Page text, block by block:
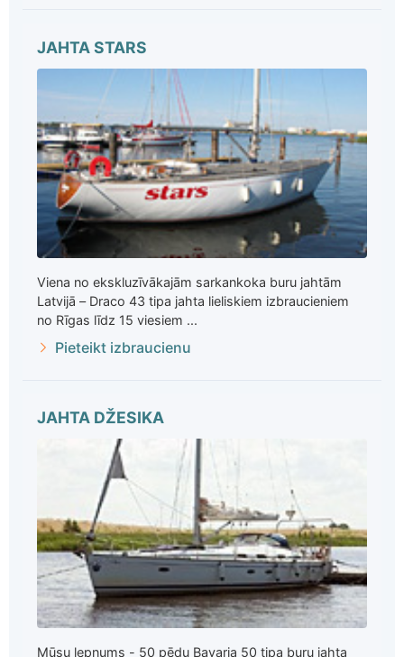
JAHTA STARS
Viena no ekskluzīvākajām sarkankoka buru jahtām
Latvijā – Draco 43 tipa jahta lieliskiem izbraucieniem
no Rīgas līdz 15 viesiem ...
Pieteikt izbraucienu
JAHTA DŽESIKA
Mūsu lepnums - 50 pēdu Bavaria 50 tipa buru jahta